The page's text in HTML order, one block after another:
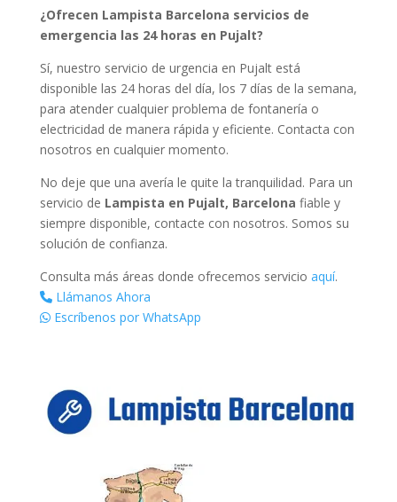
¿Ofrecen Lampista Barcelona servicios de
emergencia las 24 horas en Pujalt?
Sí, nuestro servicio de urgencia en Pujalt está
disponible las 24 horas del día, los 7 días de la semana,
para atender cualquier problema de fontanería o
electricidad de manera rápida y eficiente. Contacta con
nosotros en cualquier momento.
No deje que una avería le quite la tranquilidad. Para un
servicio de Lampista en Pujalt, Barcelona fiable y
siempre disponible, contacte con nosotros. Somos su
solución de confianza.
Consulta más áreas donde ofrecemos servicio aquí.
Llámanos Ahora
Escríbenos por WhatsApp